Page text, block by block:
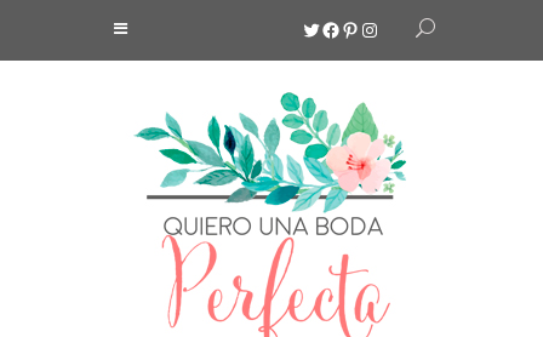
Twitter
Facebook
Pinterest
Instagram